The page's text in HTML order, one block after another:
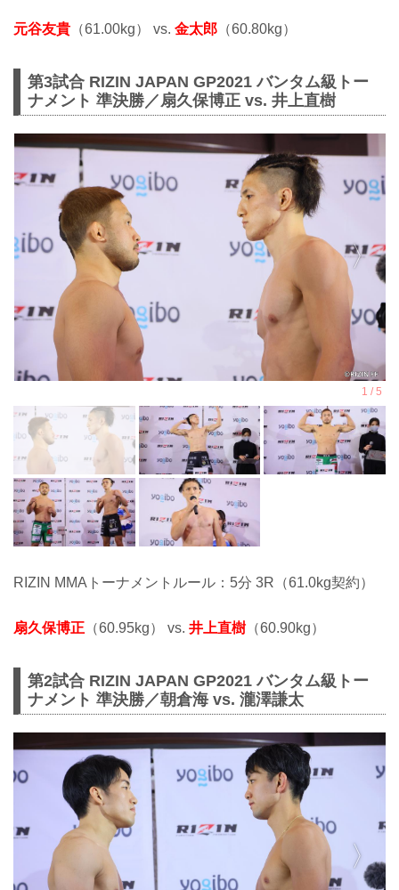
元谷友貴 （61.00kg） vs. 金太郎 （60.80kg）
第3試合 RIZIN JAPAN GP2021 バンタム級トー
ナメント 準決勝／扇久保博正 vs. 井上直樹
RIZIN MMAトーナメントルール：5分 3R（61.0kg契約）
扇久保博正 （60.95kg） vs. 井上直樹 （60.90kg）
第2試合 RIZIN JAPAN GP2021 バンタム級トー
ナメント 準決勝／朝倉海 vs. 瀧澤謙太